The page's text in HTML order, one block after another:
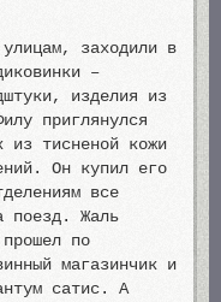
заходили в
–
изделия из
приглянулся
из тисненой кожи
Он купил его
все
поезд. Жаль
по
магазинчик и
сатис. А